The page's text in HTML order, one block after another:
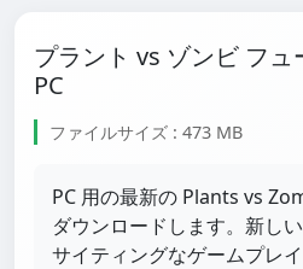
プラント vs ゾンビ フュ
PC
ファイルサイズ : 473 MB
PC 用の最新の Plants vs
ダウンロードします。新し
サイティングなゲームプレ